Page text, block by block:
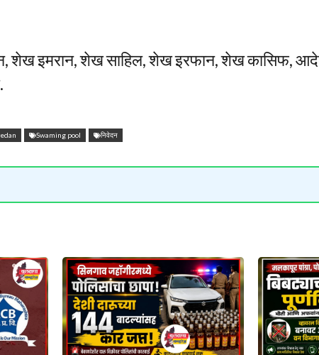
शेख इमरान, शेख साहिल, शेख इरफान, शेख कासिफ,
Swaming pool निवेदन